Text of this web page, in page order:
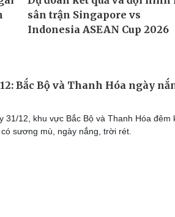
Bắc Bộ và Thanh Hóa ngày
31/12, khu vực Bắc Bộ và Thanh Hóa đêm
sương mù, ngày nắng, trời rét.